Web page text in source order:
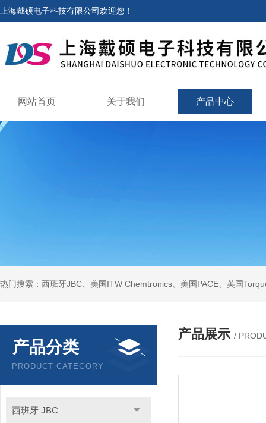
上海戴硕电子科技有限公司欢迎您！
网站首页 关于我们 产品中心
产品分类
PRODUCT CATEGORY
西班牙 JBC
产品展示 /